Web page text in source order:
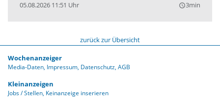
05.08.2026 11:51 Uhr query_builder3min
zurück zur Übersicht
Wochenanzeiger
Media-Daten Impressum Datenschutz AGB
Kleinanzeigen
Jobs / Stellen Keinanzeige inserieren